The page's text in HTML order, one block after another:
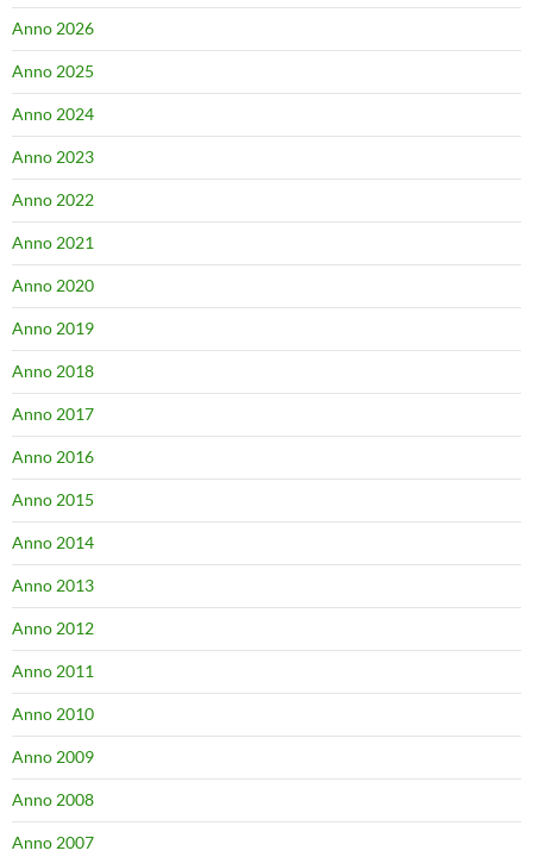
Anno 2026
Anno 2025
Anno 2024
Anno 2023
Anno 2022
Anno 2021
Anno 2020
Anno 2019
Anno 2018
Anno 2017
Anno 2016
Anno 2015
Anno 2014
Anno 2013
Anno 2012
Anno 2011
Anno 2010
Anno 2009
Anno 2008
Anno 2007